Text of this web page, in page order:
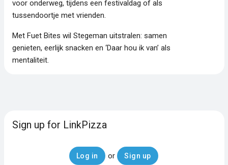
voor onderweg, tijdens een festivaldag of als
tussendoortje met vrienden.
Met Fuet Bites wil Stegeman uitstralen: samen
genieten, eerlijk snacken en ‘Daar hou ik van’ als
mentaliteit.
Sign up for LinkPizza
Log in or Sign up